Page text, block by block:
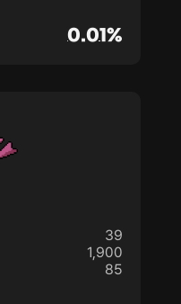
0.01%
39
1,900
85